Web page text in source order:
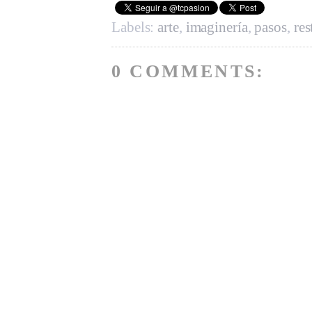
Labels: arte, imaginería,pasos,
0 COMMENTS: